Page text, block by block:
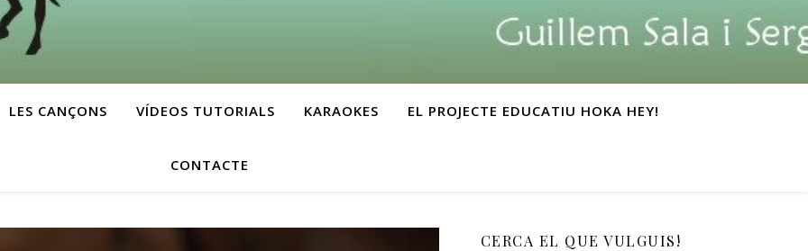
LES CANÇONS VÍDEOS TUTORIALS KARAOKES EL PROJECTE EDUCATIU HOKA HEY!
CONTACTE
CERCA EL QUE VULGUIS!